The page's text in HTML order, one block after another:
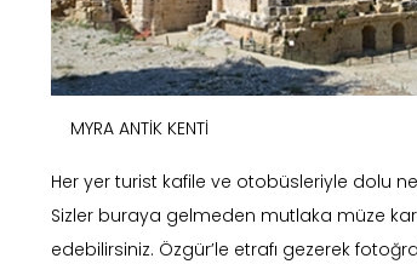
MYRA ANTİK KENTİ
Her yer turist kafile ve otobüsleriyle dolu
Sizler buraya gelmeden mutlaka müze
edebilirsiniz. Özgür’le etrafı gezerek